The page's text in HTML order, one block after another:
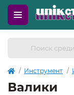
Инструмент
Валики